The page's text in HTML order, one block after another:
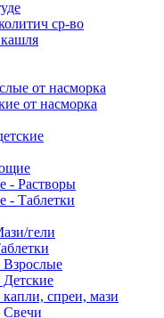
ср-во
от насморка
от насморка
- Растворы
- Таблетки
гели
спреи, мази
Свечи